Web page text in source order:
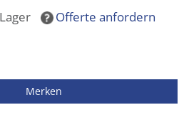
Offerte anfordern